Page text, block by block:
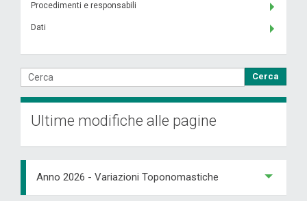
Procedimenti e responsabili
Dati
Cerca
Ultime modifiche alle pagine
Anno 2026 - Variazioni Toponomastiche